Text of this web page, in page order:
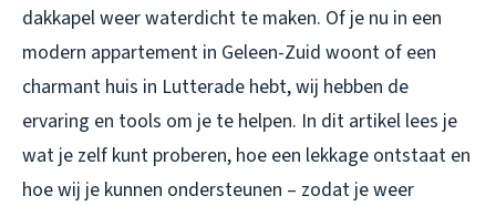
dakkapel weer waterdicht te maken. Of je nu in een
modern appartement in Geleen-Zuid woont of een
charmant huis in Lutterade hebt, wij hebben de
ervaring en tools om je te helpen. In dit artikel lees je
wat je zelf kunt proberen, hoe een lekkage ontstaat en
hoe wij je kunnen ondersteunen – zodat je weer